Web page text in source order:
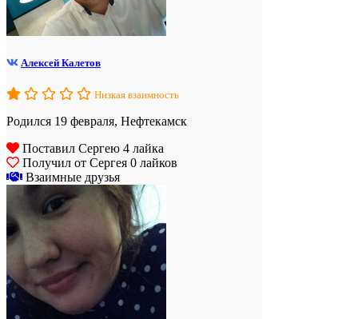
Алексей Калетов
Низкая взаимность
Родился 19 февраля, Нефтекамск
Поставил Сергею 4 лайка
Получил от Сергея 0 лайков
Взаимные друзья